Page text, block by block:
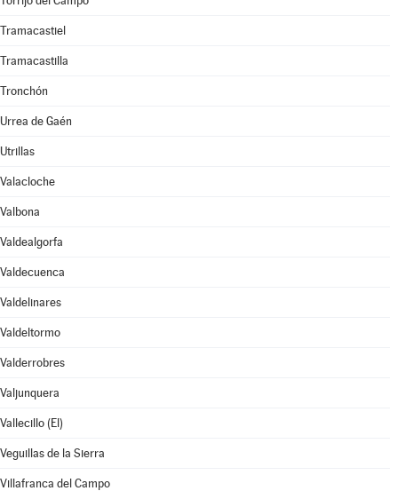
Tramacastiel
Tramacastilla
Tronchón
Urrea de Gaén
Utrillas
Valacloche
Valbona
Valdealgorfa
Valdecuenca
Valdelinares
Valdeltormo
Valderrobres
Valjunquera
Vallecillo (El)
Veguillas de la Sierra
Villafranca del Campo